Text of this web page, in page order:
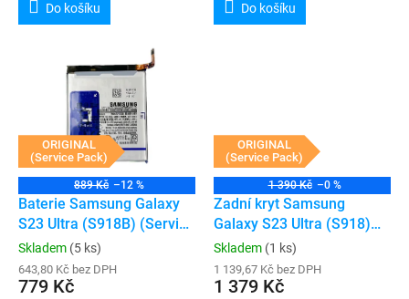
Do košíku Do košíku
ORIGINAL
(Service Pack)
889 Kč –12 %
Baterie Samsung Galaxy
S23 Ultra (S918B) (Service
Pack)
Skladem (5 ks)
643,80 Kč bez DPH
779 Kč
ORIGINAL
(Service Pack)
1 390 Kč –0 %
Zadní kryt Samsung
Galaxy S23 Ultra (S918)
(Service Pack) (Cream)
Skladem (1 ks)
1 139,67 Kč bez DPH
1 379 Kč